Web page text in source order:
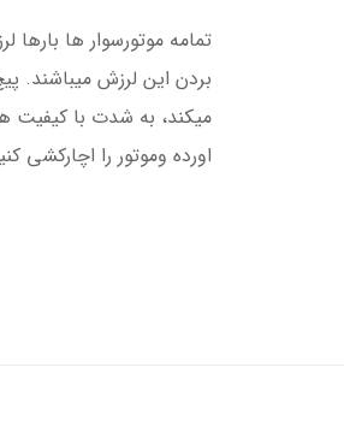
تمامه موتورسوار ها بارها
بردن این لرزش میباشند.
میکند، به شدت با کیفیت
اورده وموتور را اچارکشی